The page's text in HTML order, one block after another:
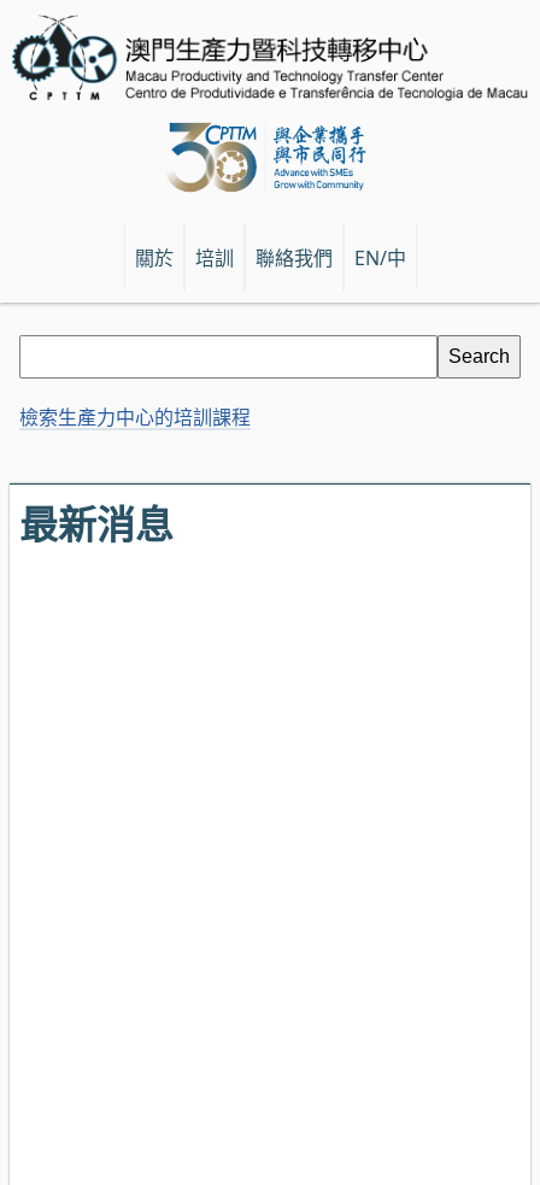
關於 培訓 聯絡我們 EN/中
最新消息
檢索生產力中心的培訓課程